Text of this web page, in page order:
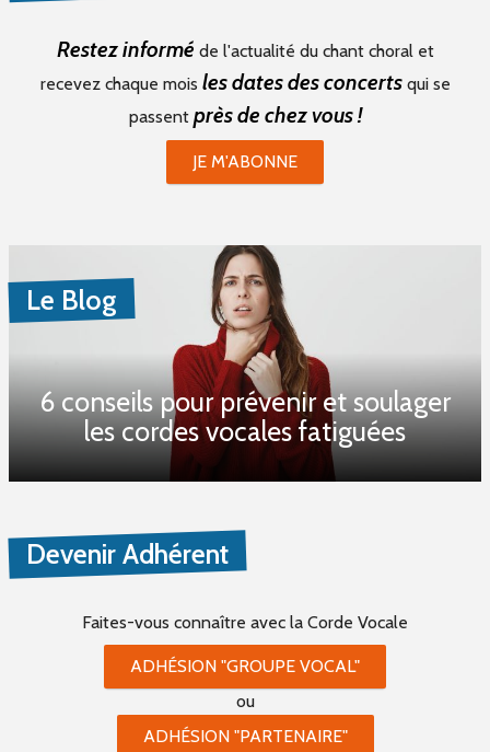
Restez informé de l'actualité du chant choral et
recevez chaque mois les dates des concertsqui se
passent près de chez vous !
JE M'ABONNE
Le Blog
6 conseils pour prévenir et soulager
les cordes vocales fatiguées
Devenir Adhérent
Faites-vous connaître avec la Corde Vocale
ADHÉSION "GROUPE VOCAL"
ou
ADHÉSION "PARTENAIRE"